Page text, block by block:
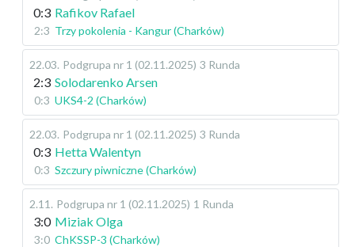
0:3 Rafikov Rafael
2:3 Trzy pokolenia - Kangur (Charków)
22.03. Podgrupa nr 1 (02.11.2025) 3 Runda
2:3 Solodarenko Arsen
0:3 UKS4-2 (Charków)
22.03. Podgrupa nr 1 (02.11.2025) 3 Runda
0:3 Hetta Walentyn
0:3 Szczury piwniczne (Charków)
2.11 . Podgrupa nr 1 (02.11.2025) 1 Runda
3:0 Miziak Olga
3:0 ChKSSP-3 (Charków)